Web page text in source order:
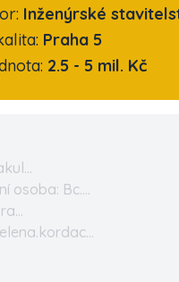
Inženýrské
Praha 5
2.5 - 5 mil. Kč
osoba: Bc....